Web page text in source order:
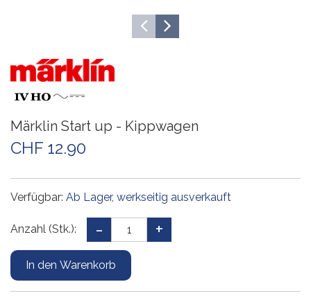
Märklin Start up - Kippwagen
CHF 12.90
Verfügbar: Ab Lager, werkseitig ausverkauft
Anzahl (Stk.):